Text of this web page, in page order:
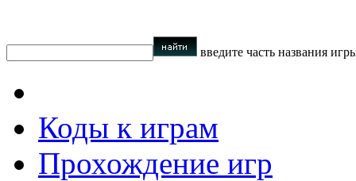
введите часть названия
Коды к играм
Прохождение игр